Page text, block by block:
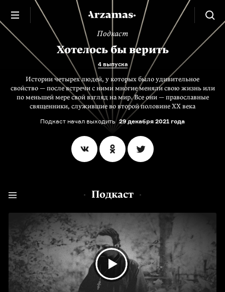
Подкаст
Хотелось бы верить
4 выпуска
Истории четырех людей, у которых было удивительное
свойство — после встречи с ними многие меняли свою жизнь или
по меньшей мере свой взгляд на мир. Все они — православные
священники, служившие во второй половине XX века
Подкаст начал выходить 29 декабря 2021 года
Подкаст